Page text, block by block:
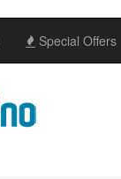
Special Offers